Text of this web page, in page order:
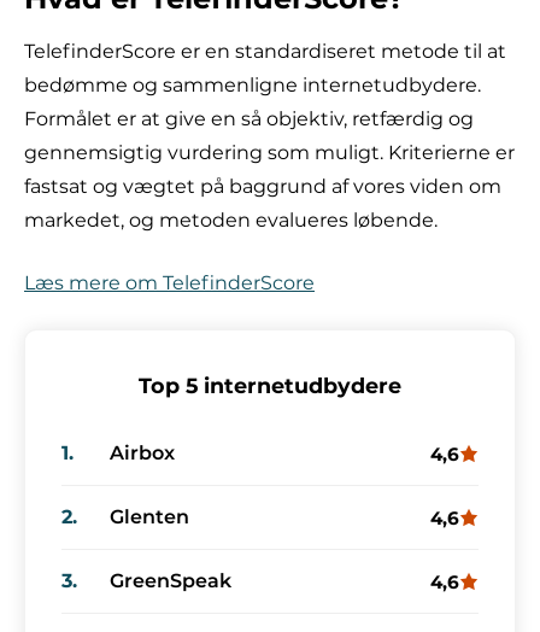
TelefinderScore er en standardiseret metode til at
bedømme og sammenligne internetudbydere.
Formålet er at give en så objektiv, retfærdig og
gennemsigtig vurdering som muligt. Kriterierne er
fastsat og vægtet på baggrund af vores viden om
markedet, og metoden evalueres løbende.
Læs mere om TelefinderScore
Top 5 internetudbydere
1. Airbox 4,6
2. Glenten 4,6
3. GreenSpeak 4,6